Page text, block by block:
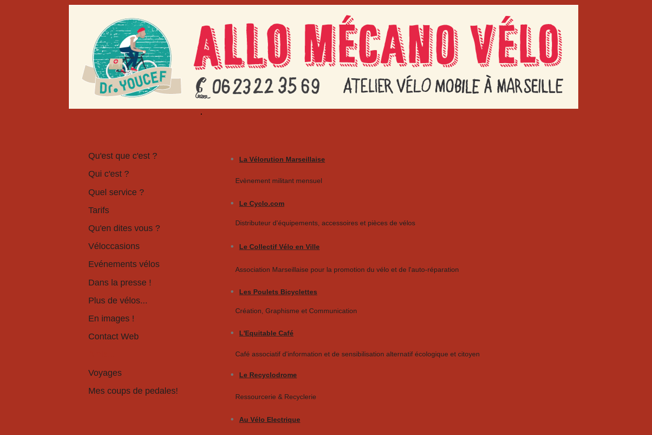
Qu'est que c'est ?
Qui c'est ?
Quel service ?
Tarifs
Qu'en dites vous ?
Véloccasions
Evénements vélos
Dans la presse !
Plus de vélos...
En images !
Contact Web
Voyages
Mes coups de pedales!
La Vélorution Marseillaise
Evènement militant mensuel
Le Cyclo.com
Distributeur d'équipements, accessoires et pièces de vélos
Le Collectif Vélo en Ville
Association Marseillaise pour la promotion du vélo et de l'auto-réparation
Les Poulets Bicyclettes
Création, Graphisme et Communication
L'Equitable Café
Café associatif d'information et de sensibilisation alternatif écologique et citoyen
Le Recyclodrome
Ressourcerie & Recyclerie
Au Vélo Electrique